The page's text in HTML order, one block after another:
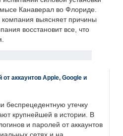
Канаверал во Флориде.
выясняет причины
восстановит все, что
аккаунтов Apple, Google и
беспрецедентную утечку
крупнейшей в истории. В
и паролей от аккаунтов